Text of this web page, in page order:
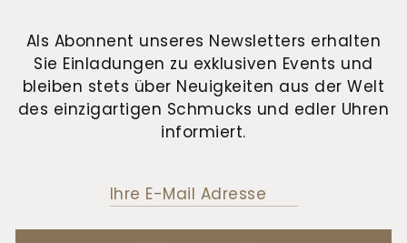
Als Abonnent unseres Newsletters erhalten
Sie Einladungen zu exklusiven Events und
bleiben stets über Neuigkeiten aus der Welt
des einzigartigen Schmucks und edler Uhren
informiert.